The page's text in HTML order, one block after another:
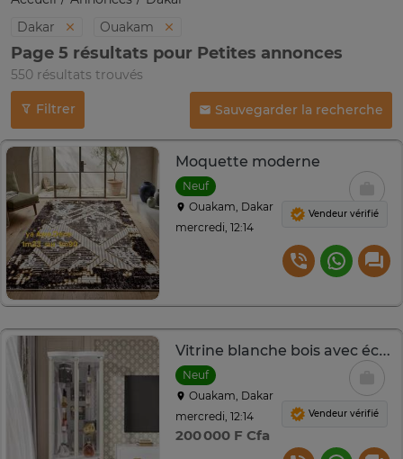
Dakar
Ouakam
Page 5 résultats pour Petites annonces
550 résultats trouvés
Filtrer Sauvegarder la recherche
Moquette moderne
Neuf
Ouakam, Dakar
mercredi, 12:14
Vendeur vérifié
Vitrine blanche bois avec éclairage LED et tiroirs
Neuf
Ouakam, Dakar
mercredi, 12:14
200 000 F Cfa
Vendeur vérifié